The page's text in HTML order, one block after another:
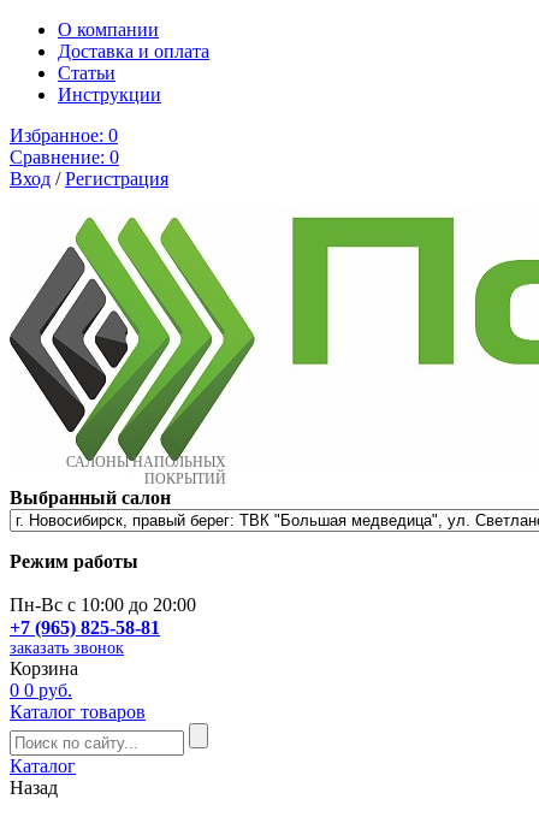
О компании
Доставка и оплата
Cтатьи
Инструкции
Избранное: 0
Сравнение: 0
Вход /Регистрация
САЛОНЫ НАПОЛЬНЫХ
ПОКРЫТИЙ
Выбранный салон
Режим работы
Пн-Вс с 10:00 до 20:00
+7 (965) 825-58-81
заказать звонок
Корзина
0 0 руб.
Каталог товаров
Каталог
Назад